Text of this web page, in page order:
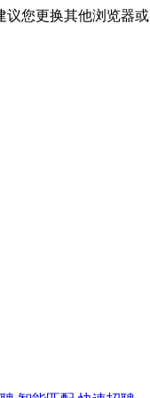
议您更换其他浏览器或